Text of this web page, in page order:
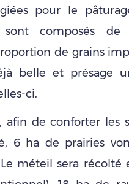
pour le
sont composés
de grains
belle et présage
ci.
afin de conforter les
6 ha de prairies
méteil sera récolté